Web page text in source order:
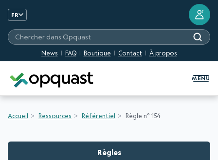
FR
News FAQ Boutique Contact À propos
Chercher dans Opquast
?
MENU
Accueil Ressources Référentiel Règle n° 154
Règles